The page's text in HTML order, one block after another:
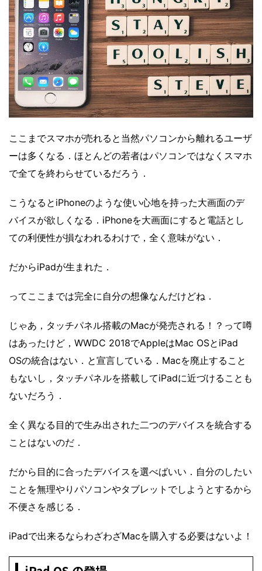
ここまでスマホが売れると当然パソコンから離れるユーザ
ーは多くなる．ほとんどの若者はパソコンではなくスマホ
で全てを終わらせているだろう．
こうなるとiPhoneのような使い心地を持った大画面のデ
バイスが欲しくなる．iPhoneを大画面にすると電話とし
ての利便性が損なわれるわけで，全く意味がない．
だからiPadが生まれた．
ってここまでは完全に自分の想像なんだけどね．
じゃあ，タッチパネル搭載のMacが発売される！？って噂
はあったけど，WWDC 2018でAppleはMac OSとiPad
OSの統合はない．と宣言している．Macを廃止すること
もないし，タッチパネルを搭載してiPadに近づけることも
ないだろう．
全く異なる目的で生み出された二つのデバイスを統合する
ことはないのだ．
だから目的に合ったデバイスを選べばいい．自分のしたい
ことを無理やりパソコンやタブレットでしようとするから
不便さを感じる．
iPadで出来るならわざわざMacを購入する必要はないよ！